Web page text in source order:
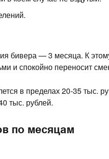
бивера — 3 месяца. К
и спокойно переносит
в пределах 20-35 тыс.
тыс. рублей.
по месяцам